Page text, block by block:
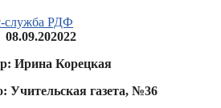
служба РДФ
08.09.202022
Ирина Корецкая
Учительская газета, №36